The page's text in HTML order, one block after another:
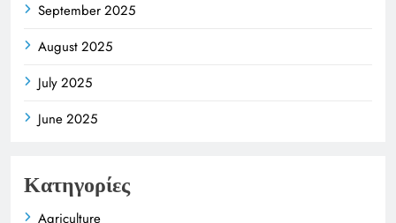
September 2025
August 2025
July 2025
June 2025
Κατηγορίες
Agriculture